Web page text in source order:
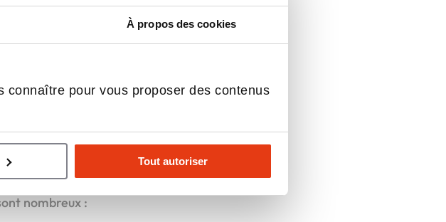
À propos des cookies
connaître pour vous proposer des contenus
Tout autoriser
la comptabilité et la formation du
écrasante.
vers le
nombreux :